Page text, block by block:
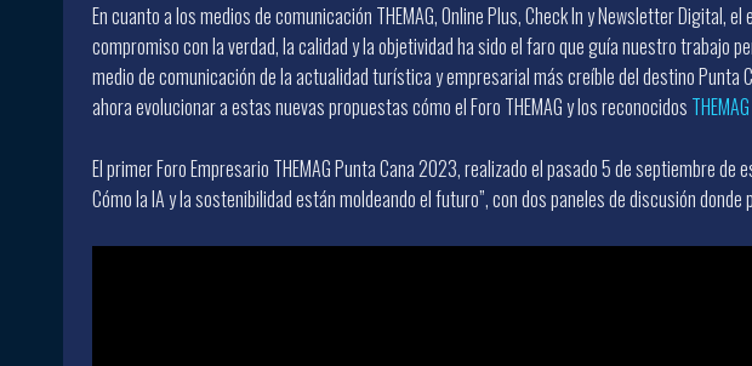
En cuanto a los medios de comunicación THEMAG, Online Plus, Check In y Newsletter Digital,
compromiso con la verdad, la calidad y la objetividad ha sido el faro que guía nuestro trabajo
medio de comunicación de la actualidad turística y empresarial más creíble del destino Punta
ahora evolucionar a estas nuevas propuestas cómo el Foro THEMAG y los reconocidos
El primer Foro Empresario THEMAG Punta Cana 2023, realizado el pasado 5 de septiembre
Cómo la IA y la sostenibilidad están moldeando el futuro”, con dos paneles de discusión